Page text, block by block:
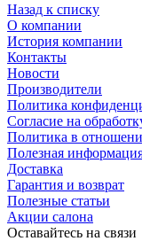
Назад к списку
О компании
История компании
Контакты
Новости
Производители
Политика
Согласие на
Политика в
Полезная
Доставка
Гарантия и возврат
Полезные статьи
Акции салона
Оставайтесь на связи